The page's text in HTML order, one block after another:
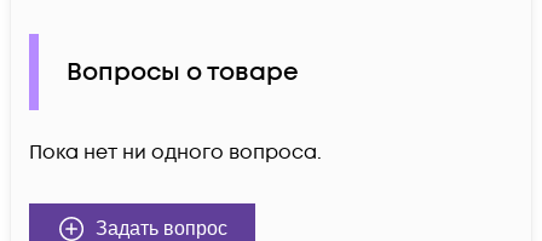
Вопросы о товаре
Пока нет ни одного вопроса.
Задать вопрос